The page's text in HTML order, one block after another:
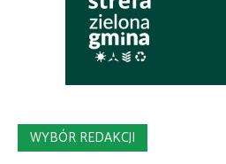
WYBÓR REDAKCJI